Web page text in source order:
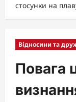
стосунки на
Відносини та
Повага